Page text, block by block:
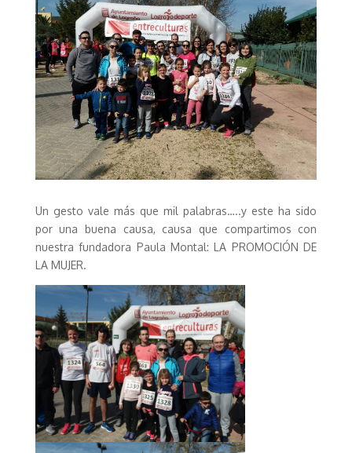
Un gesto vale más que mil palabras…..y este ha sido
por una buena causa, causa que compartimos con
nuestra fundadora Paula Montal: LA PROMOCIÓN DE
LA MUJER.